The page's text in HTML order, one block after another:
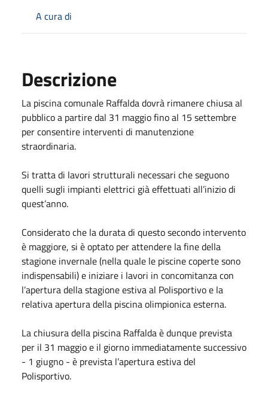
A cura di
Descrizione
La piscina comunale Raffalda dovrà rimanere chiusa al
pubblico a partire dal 31 maggio fino al 15 settembre
per consentire interventi di manutenzione
straordinaria.
Si tratta di lavori strutturali necessari che seguono
quelli sugli impianti elettrici già effettuati all’inizio di
quest’anno.
Considerato che la durata di questo secondo intervento
è maggiore, si è optato per attendere la fine della
stagione invernale (nella quale le piscine coperte sono
indispensabili) e iniziare i lavori in concomitanza con
l’apertura della stagione estiva al Polisportivo e la
relativa apertura della piscina olimpionica esterna.
La chiusura della piscina Raffalda è dunque prevista
per il 31 maggio e il giorno immediatamente successivo
- 1 giugno - è prevista l’apertura estiva del
Polisportivo.